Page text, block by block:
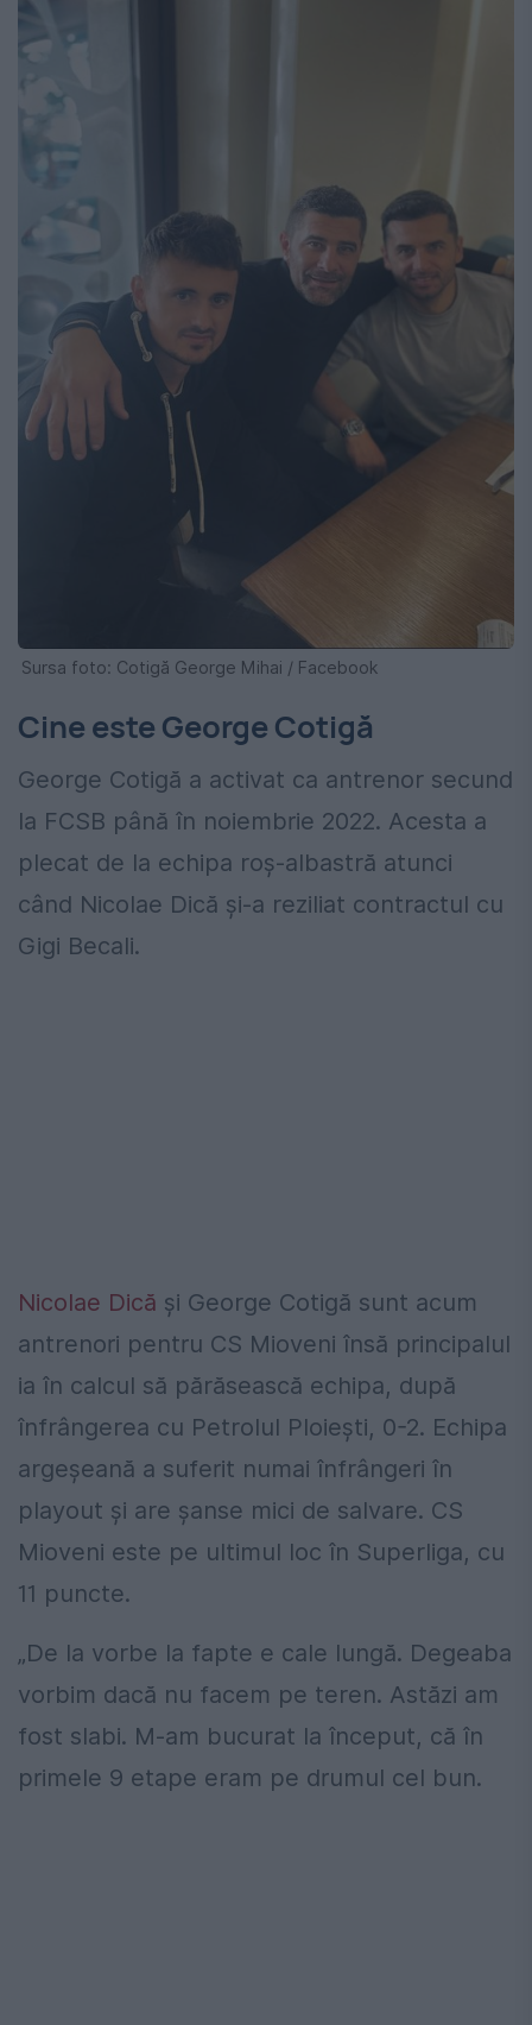
Sursa foto: Cotigă George Mihai / Facebook
Cine este George Cotigă
George Cotigă a activat ca antrenor secund
la FCSB până în noiembrie 2022. Acesta a
plecat de la echipa roș-albastră atunci
când Nicolae Dică și-a reziliat contractul cu
Gigi Becali.
Nicolae Dică și George Cotigă sunt acum
antrenori pentru CS Mioveni însă principalul
ia în calcul să părăsească echipa, după
înfrângerea cu Petrolul Ploiești, 0-2. Echipa
argeșeană a suferit numai înfrângeri în
playout și are șanse mici de salvare. CS
Mioveni este pe ultimul loc în Superliga, cu
11 puncte.
„De la vorbe la fapte e cale lungă. Degeaba
vorbim dacă nu facem pe teren. Astăzi am
fost slabi. M-am bucurat la început, că în
primele 9 etape eram pe drumul cel bun.